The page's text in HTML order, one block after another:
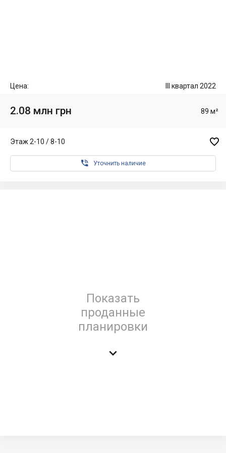
Цена: III квартал 2022
2.08 млн грн 89 м²
Этаж 2-10 / 8-10 
 Уточнить наличие
Показать
проданные
планировки
